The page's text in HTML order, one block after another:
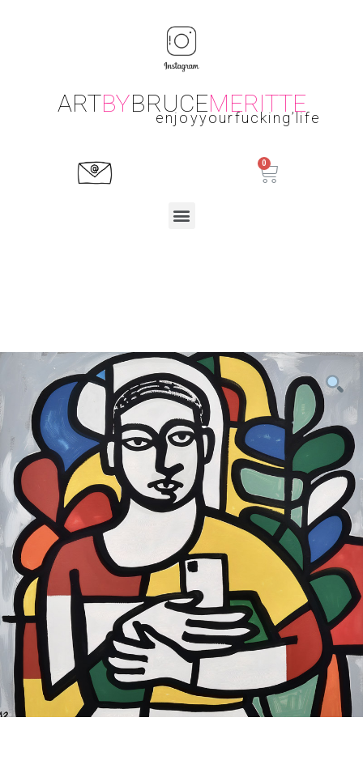
ARTBYBRUCEMERITTE
enjoyyourfucking’life